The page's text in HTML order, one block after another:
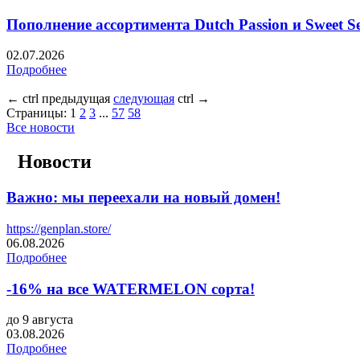
Пополнение ассортимента Dutch Passion и Sweet
02.07.2026
Подробнее
← ctrl предыдущая следующая ctrl →
Страницы: 1 2 3 ... 57 58
Все новости
Новости
Важно: мы переехали на новый домен!
https://genplan.store/
06.08.2026
Подробнее
-16% на все WATERMELON сорта!
до 9 августа
03.08.2026
Подробнее